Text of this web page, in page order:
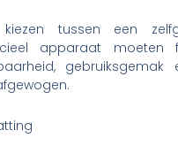
tussen een
apparaat moeten
gebruiksgemak